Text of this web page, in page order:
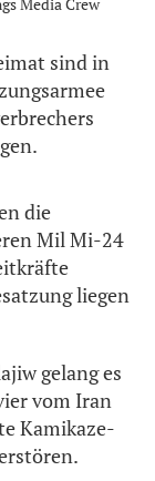
Media Crew
sind in
die
Mil Mi-24
liegen
gelang es
vom Iran
Kamikaze-